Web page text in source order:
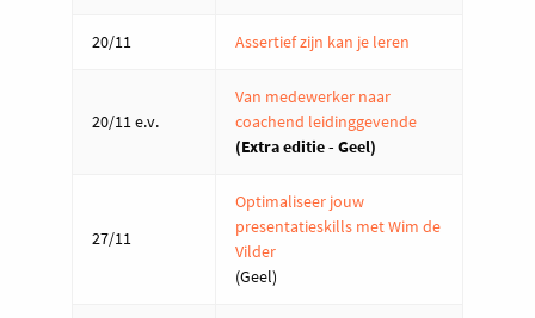
20/11 Assertief zijn kan je leren
20/11 e.v.
Van medewerker naar
coachend leidinggevende
(Extra editie - Geel)
27/11
Optimaliseer jouw
presentatieskills met Wim de
Vilder
(Geel)